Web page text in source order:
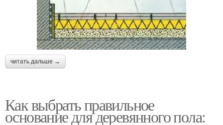
читать дальше →
Как выбрать правильное
основание для деревянного пола: